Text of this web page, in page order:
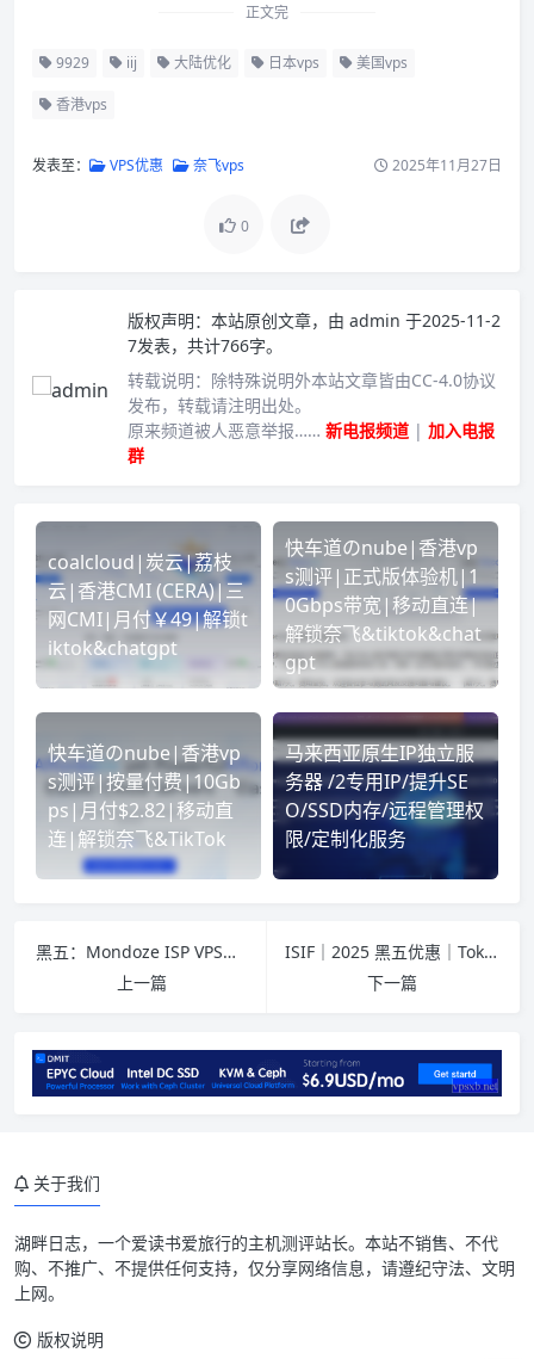
正文完
9929 iij 大陆优化 日本vps 美国vps
香港vps
发表至： VPS优惠 奈飞vps 2025年11月27日
0
版权声明： 本站原创文章，由 admin 于2025-11-2
7发表，共计766字。
转载说明： 除特殊说明外本站文章皆由CC-4.0协议
发布，转载请注明出处。
原来频道被人恶意举报…… 新电报频道 | 加入电报
群
coalcloud|炭云|荔枝
云|香港CMI (CERA)|三
网CMI|月付￥49|解锁t
iktok&chatgpt
快车道のnube|香港vp
s测评|正式版体验机|1
0Gbps带宽|移动直连|
解锁奈飞&tiktok&chat
gpt
快车道のnube|香港vp
s测评|按量付费|10Gb
ps|月付$2.82|移动直
连|解锁奈飞&TikTok
马来西亚原生IP独立服
务器 /2专用IP/提升SE
O/SSD内存/远程管理权
限/定制化服务
黑五：Mondoze ISP VPS低至$99/年/2核/2G/30GB SSD/动态IP/马来西亚机房/住宅独立服务器7折/循环优惠
上一篇
ISIF｜2025 黑五优惠｜Tokyo TYO-B · Prime Security 首发上线｜国际产品全区域折扣
下一篇
套餐入口
关于我们
湖畔日志，一个爱读书爱旅行的主机测评站长。本站不销售、不代
购、不推广、不提供任何支持，仅分享网络信息，请遵纪守法、文明
上网。
版权说明